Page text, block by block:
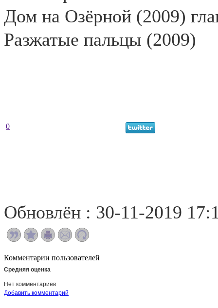
Дом на Озёрной (2009)
Разжатые пальцы (2009)
0
Обновлён : 30-11-2019
Комментарии пользователей
Средняя оценка
Нет комментариев
Добавить комментарий